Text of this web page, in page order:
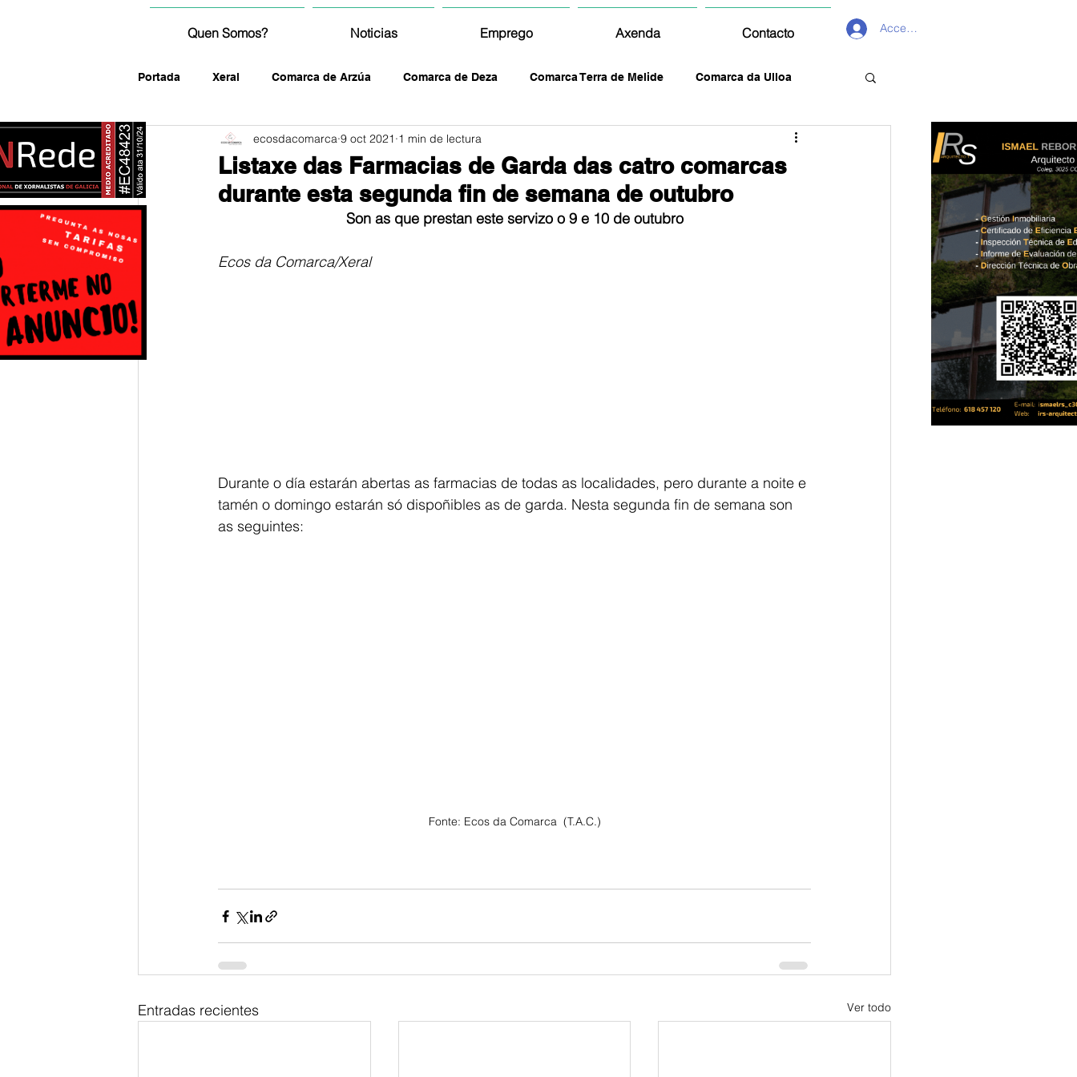
Quen Somos? Noticias Emprego Axenda Contacto Acceder
Portada Xeral Comarca de Arzúa Comarca de Deza Comarca Terra de Melide Comarca da Ulloa
fotografía
Listaxe das Farmacias de Garda das catro comarcas
durante esta segunda fin de semana de outubro
ecosdacomarca 9 oct 2021 1 min de lectura
Son as que prestan este servizo o 9 e 10 de outubro
Ecos da Comarca/Xeral
Durante o día estarán abertas as farmacias de todas as localidades, pero durante a noite e
tamén o domingo estarán só dispoñibles as de garda. Nesta segunda fin de semana son
as seguintes:
Fonte: Ecos da Comarca  (T.A.C.)
Entradas recientes Ver todo